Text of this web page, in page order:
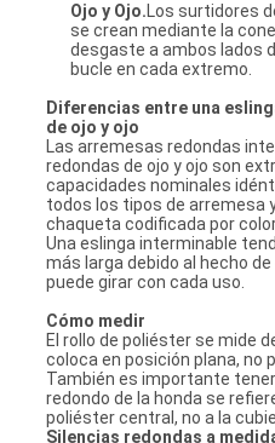
Ojo y Ojo.Los surtidores
se crean mediante la
desgaste a ambos lados
bucle en cada extremo.
Diferencias entre una
de ojo y ojo
Las arremesas redondas
redondas de ojo y ojo son
capacidades nominales
todos los tipos de arremesa
chaqueta codificada por
Una eslinga interminable
más larga debido al hecho
puede girar con cada uso.
Cómo medir
El rollo de poliéster se mide
coloca en posición plana, no
También es importante
redondo de la honda se
poliéster central, no a la
Silencias redondas a